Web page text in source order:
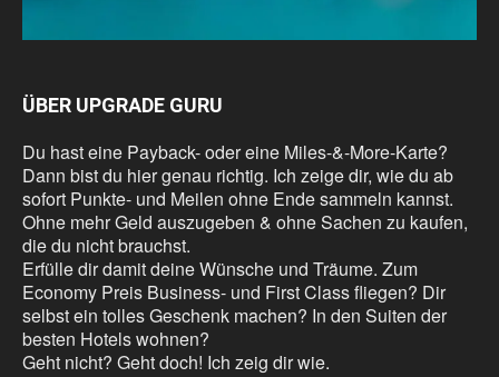
ÜBER UPGRADE GURU
Du hast eine Payback- oder eine Miles-&-More-Karte?
Dann bist du hier genau richtig. Ich zeige dir, wie du ab
sofort Punkte- und Meilen ohne Ende sammeln kannst.
Ohne mehr Geld auszugeben & ohne Sachen zu kaufen,
die du nicht brauchst.
Erfülle dir damit deine Wünsche und Träume. Zum
Economy Preis Business- und First Class fliegen? Dir
selbst ein tolles Geschenk machen? In den Suiten der
besten Hotels wohnen?
Geht nicht? Geht doch! Ich zeig dir wie.